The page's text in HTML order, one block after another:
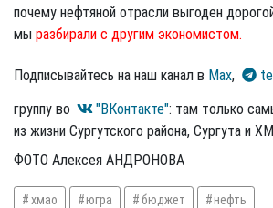
почему нефтяной отрасли выгоден
мы разбирали с другим экономистом.
Подписывайтесь на наш канал в Max,
группу во
"ВКонтакте": там только
из жизни Сургутского района, Сургута и
ФОТО Алексея АНДРОНОВА
хмао югра бюджет нефть